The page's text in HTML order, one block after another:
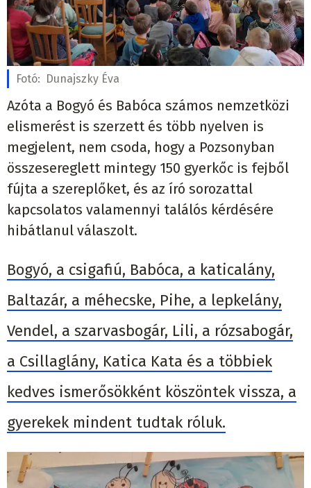
Fotó: Dunajszky Éva
Azóta a Bogyó és Babóca számos nemzetközi
elismerést is szerzett és több nyelven is
megjelent, nem csoda, hogy a Pozsonyban
összesereglett mintegy 150 gyerkőc is fejből
fújta a szereplőket, és az író sorozattal
kapcsolatos valamennyi találós kérdésére
hibátlanul válaszolt.
Bogyó, a csigafiú, Babóca, a katicalány,
Baltazár, a méhecske, Pihe, a lepkelány,
Vendel, a szarvasbogár, Lili, a rózsabogár,
a Csillaglány, Katica Kata és a többiek
kedves ismerősökként köszöntek vissza, a
gyerekek mindent tudtak róluk.